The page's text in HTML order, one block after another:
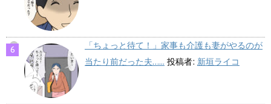
「ちょっと待て！」家事も介護も妻がやるのが
当たり前だった夫…... 投稿者: 新垣ライコ